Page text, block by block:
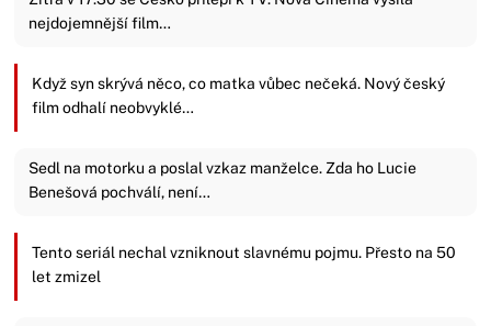
nejdojemnější film…
Když syn skrývá něco, co matka vůbec nečeká. Nový český
film odhalí neobvyklé…
Sedl na motorku a poslal vzkaz manželce. Zda ho Lucie
Benešová pochválí, není…
Tento seriál nechal vzniknout slavnému pojmu. Přesto na 50
let zmizel